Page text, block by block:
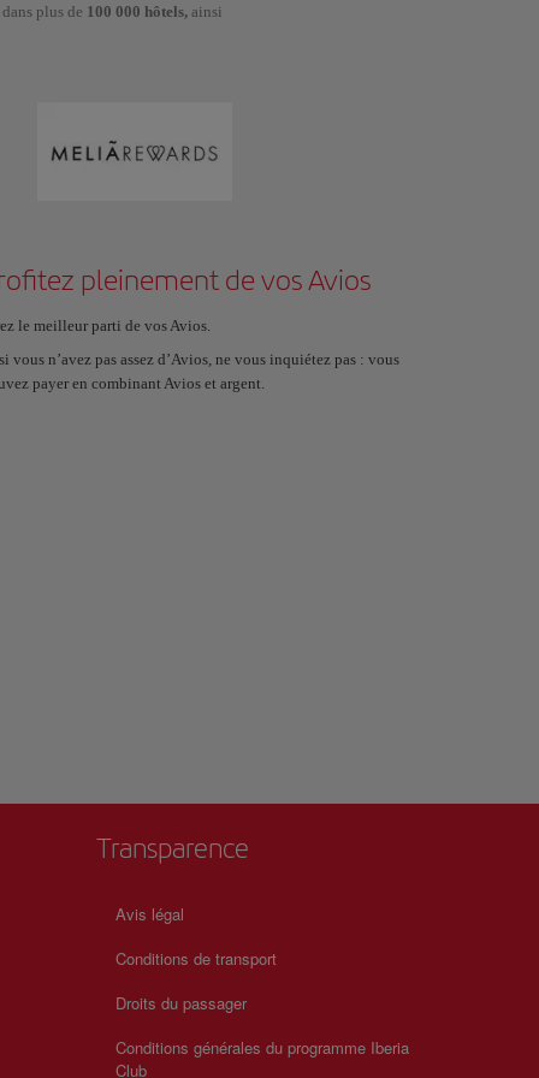
plus de 100 000 hôtels,ainsi
pleinement de vos Avios
le meilleur parti de vos Avios.
vous n’avez pas assez d’Avios, ne vous inquiétez pas : vous
payer en combinant Avios et argent.
Transparence
Avis légal
Conditions de transport
Droits du passager
Conditions générales du programme Iberia
Club